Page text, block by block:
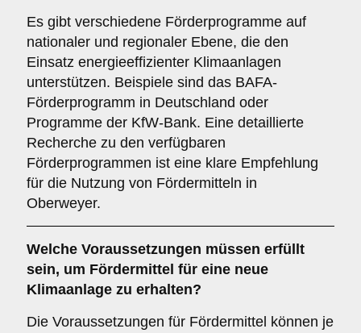
Es gibt verschiedene Förderprogramme auf
nationaler und regionaler Ebene, die den
Einsatz energieeffizienter Klimaanlagen
unterstützen. Beispiele sind das BAFA-
Förderprogramm in Deutschland oder
Programme der KfW-Bank. Eine detaillierte
Recherche zu den verfügbaren
Förderprogrammen ist eine klare Empfehlung
für die Nutzung von Fördermitteln in
Oberweyer.
Welche Voraussetzungen müssen erfüllt
sein, um Fördermittel für eine neue
Klimaanlage zu erhalten?
Die Voraussetzungen für Fördermittel können je